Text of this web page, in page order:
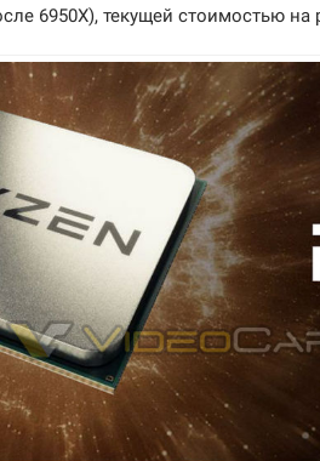
6950X), текущей стоимостью на